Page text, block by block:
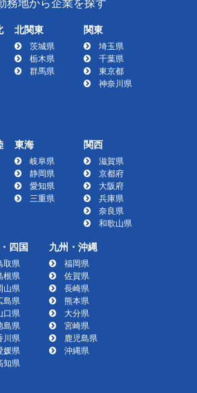
北関東
茨城県
栃木県
群馬県
関東
埼玉県
千葉県
東京都
神奈川県
東海
岐阜県
静岡県
愛知県
三重県
関西
滋賀県
京都府
大阪府
兵庫県
奈良県
和歌山県
四国
取県
根県
山県
島県
口県
島県
川県
媛県
知県
九州・沖縄
福岡県
佐賀県
長崎県
熊本県
大分県
宮崎県
鹿児島県
沖縄県